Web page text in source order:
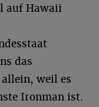
auf Hawaii
das
weil es
Ironman ist.